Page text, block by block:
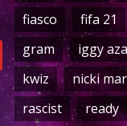
fiasco
fifa 21
gram
iggy
kwiz
nicki
rascist
ready